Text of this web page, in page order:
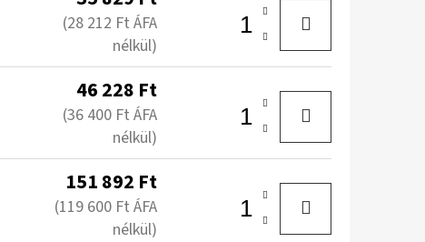
(28 212 Ft ÁFA
nélkül)
46 228 Ft
(36 400 Ft ÁFA
nélkül)
151 892 Ft
(119 600 Ft ÁFA
nélkül)